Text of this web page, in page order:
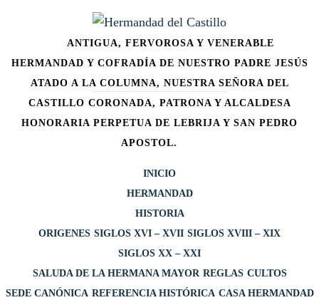
ANTIGUA, FERVOROSA Y VENERABLE
HERMANDAD Y COFRADÍA DE NUESTRO PADRE JESÚS
ATADO A LA COLUMNA, NUESTRA SEÑORA DEL
CASTILLO CORONADA, PATRONA Y ALCALDESA
HONORARIA PERPETUA DE LEBRIJA Y SAN PEDRO
APOSTOL.
INICIO
HERMANDAD
HISTORIA
ORIGENES SIGLOS XVI – XVII SIGLOS XVIII – XIX
SIGLOS XX – XXI
SALUDA DE LA HERMANA MAYOR REGLAS CULTOS
SEDE CANÓNICA REFERENCIA HISTÓRICA CASA HERMANDAD